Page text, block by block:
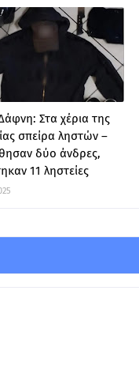
Στα χέρια της
σπείρα ληστών –
δύο άνδρες,
11 ληστείες